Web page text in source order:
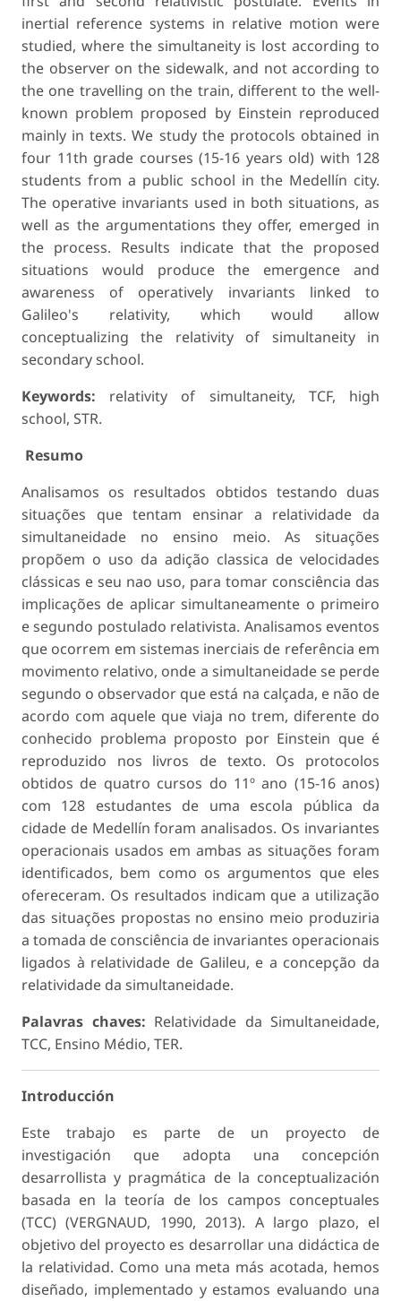
inertial reference systems in relative motion were
studied, where the simultaneity is lost according to
the observer on the sidewalk, and not according to
the one travelling on the train, different to the well-
known prob­lem proposed by Einstein reproduced
mainly in texts. We study the protocols obtained in
four 11th grade courses (15-16 years old) with 128
students from a public school in the Medellín city.
The operative invariants used in both situations, as
well as the argumentations they offer, emerged in
the process. Results indicate that the proposed
situations would produce the emergence and
awareness of operatively invariants linked to
Galileo's relativity, which would allow
conceptualizing the relativity of simultaneity in
secondary school.
Keywords: relativity of simultaneity, TCF, high
school, STR.
Resumo
Analisamos os resultados obtidos testando duas
situações que tentam ensinar a relatividade da
simultaneidade no ensino meio. As situações
propõem o uso da adição classica de velocidades
clássicas e seu nao uso, para tomar consciência das
implicações de aplicar simultaneamente o primeiro
e segundo postulado relativista. Analisamos eventos
que ocorrem em sistemas inerciais de referência em
movimento relativo, onde a simultaneidade se perde
segundo o observador que está na calçada, e não de
acordo com aquele que viaja no trem, diferente do
conhecido problema proposto por Einstein que é
reproduzido nos livros de texto. Os protocolos
obtidos de quatro cursos do 11º ano (15-16 anos)
com 128 estudantes de uma escola públi­ca da
cidade de Medellín foram analisados. Os invariantes
operacionais usados em ambas as situações foram
identificados, bem como os argumentos que eles
oferece­ram. Os resultados indicam que a utilização
das situações propostas no ensino meio produziria
a tomada de consciência de invariantes operacionais
ligados à relatividade de Galileu, e a concepção da
relatividade da simultaneidade.
Palavras chaves: Relatividade da Simultaneidade,
TCC, Ensino Médio, TER.
Introducción
Este trabajo es parte de un proyecto de
investigación que adopta una concepción
desarrollista y pragmá­tica de la conceptualización
basada en la teoría de los campos conceptuales
(TCC) (VERGNAUD, 1990, 2013). A largo plazo, el
objetivo del proyecto es de­sarrollar una didáctica de
la relatividad. Como una meta más acotada, hemos
diseñado, implementado y estamos evaluando una